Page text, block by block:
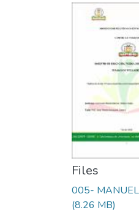
Files
005- MANUEL
(8.26 MB)